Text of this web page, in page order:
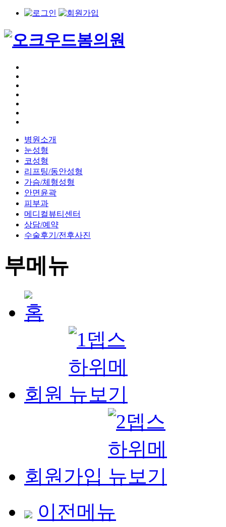
병원소개
눈성형
코성형
리프팅/동안성형
가슴/체형성형
안면윤곽
피부과
메디컬뷰티센터
상담/예약
수술후기/전후사진
부메뉴
회원
안면윤곽
피부과
메디컬뷰티센터
회원
수술후기/전후사진
회원가입
아이디/비밀번호찾기
회원가입
이전메뉴